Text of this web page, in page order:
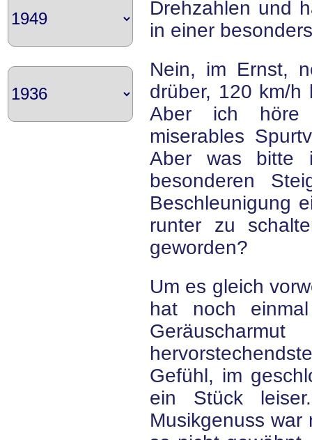
Drehzahlen und
in einer
Nein, im Ernst,
drüber, 120 km/h
Aber ich höre
miserables
Aber was bitte
besonderen
Beschleunigung
runter zu
geworden?
Um es gleich
hat noch
Gefühl, im
ein Stück
Musikgenuss war